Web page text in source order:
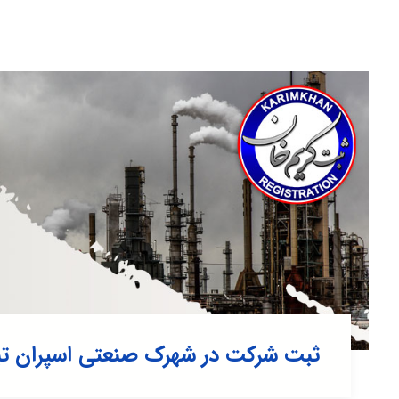
ثبت شرکت در شهرک صنعتی اسپران